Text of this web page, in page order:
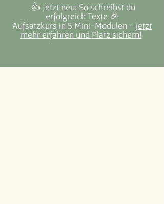
👍 Jetzt neu: So schreibst du
erfolgreich Texte 🎉
Aufsatzkurs in 5 Mini-Modulen - jetzt
mehr erfahren und Platz sichern!